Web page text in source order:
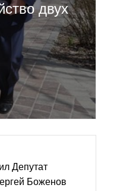
двух
Депутат
Боженов